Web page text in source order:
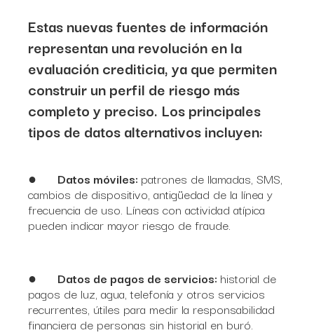
Estas nuevas fuentes de información
representan una revolución en la
evaluación crediticia, ya que permiten
construir un perfil de riesgo más
completo y preciso. Los principales
tipos de datos alternativos incluyen:
● Datos móviles: patrones de llamadas, SMS,
cambios de dispositivo, antigüedad de la línea y
frecuencia de uso. Líneas con actividad atípica
pueden indicar mayor riesgo de fraude.
● Datos de pagos de servicios: historial de
pagos de luz, agua, telefonía y otros servicios
recurrentes, útiles para medir la responsabilidad
financiera de personas sin historial en buró.